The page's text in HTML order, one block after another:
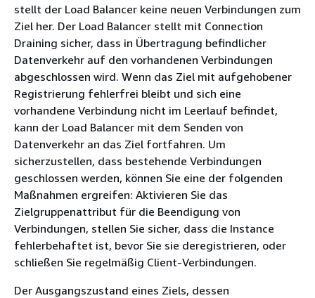
stellt der Load Balancer keine neuen Verbindungen zum
Ziel her. Der Load Balancer stellt mit Connection
Draining sicher, dass in Übertragung befindlicher
Datenverkehr auf den vorhandenen Verbindungen
abgeschlossen wird. Wenn das Ziel mit aufgehobener
Registrierung fehlerfrei bleibt und sich eine
vorhandene Verbindung nicht im Leerlauf befindet,
kann der Load Balancer mit dem Senden von
Datenverkehr an das Ziel fortfahren. Um
sicherzustellen, dass bestehende Verbindungen
geschlossen werden, können Sie eine der folgenden
Maßnahmen ergreifen: Aktivieren Sie das
Zielgruppenattribut für die Beendigung von
Verbindungen, stellen Sie sicher, dass die Instance
fehlerbehaftet ist, bevor Sie sie deregistrieren, oder
schließen Sie regelmäßig Client-Verbindungen.
Der Ausgangszustand eines Ziels, dessen